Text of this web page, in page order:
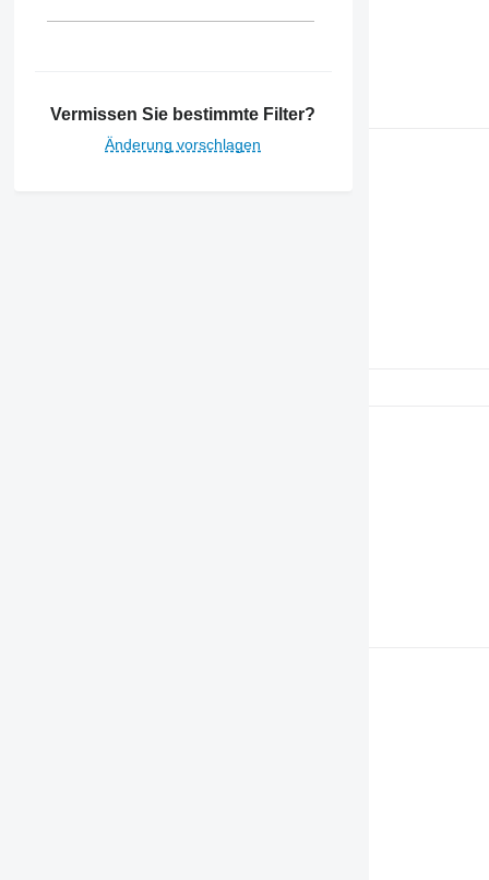
Vermissen Sie bestimmte Filter?
Änderung vorschlagen